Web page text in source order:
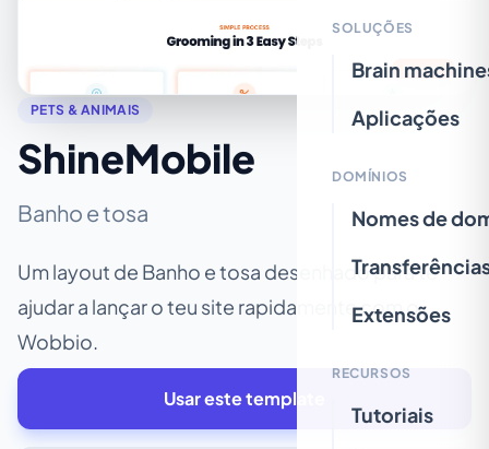
SOLUÇÕES
Brain
Aplicações
DOMÍNIOS
Nomes de
Extensões
RECURSOS
Tutoriais
PETS & ANIMAIS
ShineMobile
Banho e tosa
Um layout de Banho e tosa desenhado para te
ajudar a lançar o teu site rapidamente com o
Wobbio.
Usar este template